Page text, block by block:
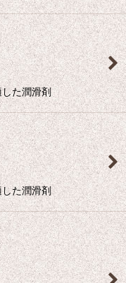
た潤滑剤
した潤滑剤